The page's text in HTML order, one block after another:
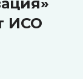
ИСО